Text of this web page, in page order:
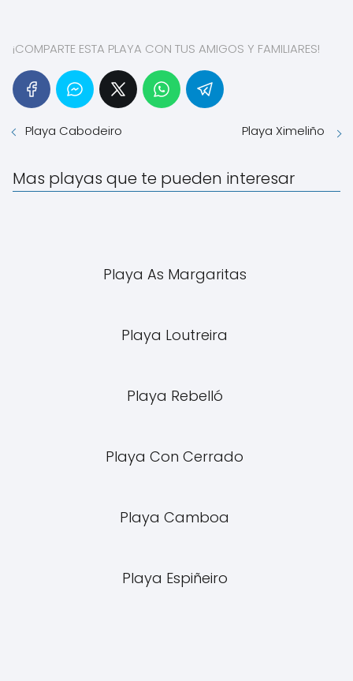
¡COMPARTE ESTA PLAYA CON TUS AMIGOS Y FAMILIARES!
Playa Cabodeiro Playa Ximeliño
Mas playas que te pueden interesar
Playa As Margaritas
Playa Loutreira
Playa Rebelló
Playa Con Cerrado
Playa Camboa
Playa Espiñeiro